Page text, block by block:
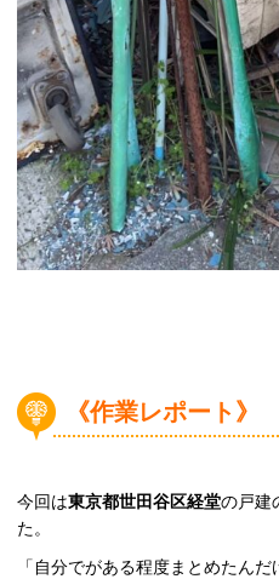
《作業レポート》
今回は東京都世田谷区経堂の戸建
た。
「自分でがある程度まとめたん